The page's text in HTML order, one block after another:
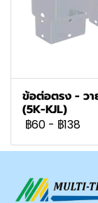
ข้อต่อตรง - วา
(5K-KJL)
฿60 - ฿138